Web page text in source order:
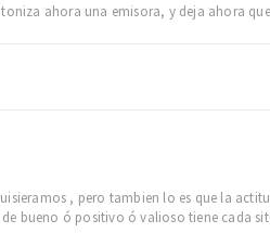
ahora una emisora, y deja ahora
, pero tambien lo es que la
bueno ó positivo ó valioso tiene cada